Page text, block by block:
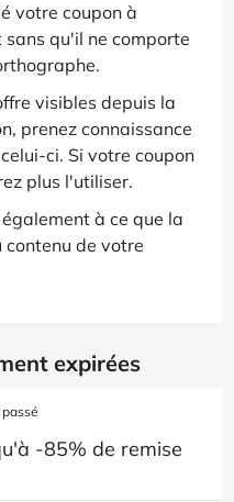
votre coupon à
qu'il ne comporte
visibles depuis la
prenez connaissance
ci. Si votre coupon
plus l'utiliser.
à ce que la
de votre
expirées
-85% de remise